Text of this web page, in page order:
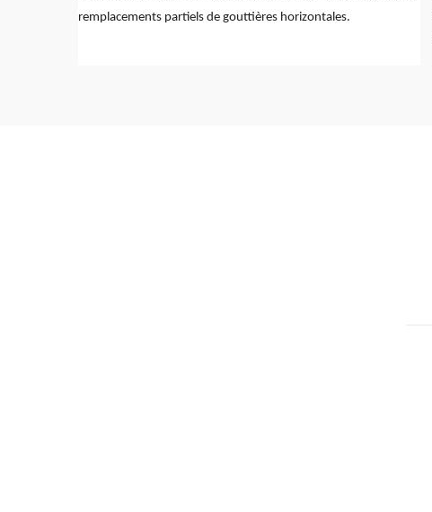
remplacements partiels de gouttières horizontales.